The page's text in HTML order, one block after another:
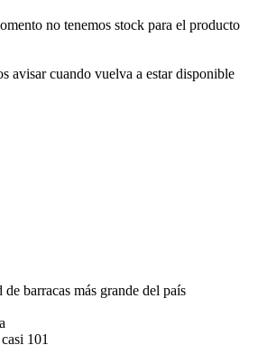
no tenemos stock para el producto
avisar cuando vuelva a estar disponible
de barracas más grande del país
101